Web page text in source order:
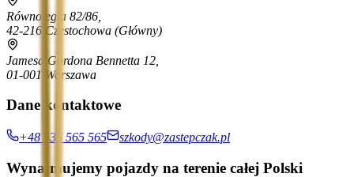
Równoległa 82/86,
42-216 Częstochowa (Główny)
Jamesa Gordona Bennetta 12,
01-001 Warszawa
Dane kontaktowe
+48 536 565 565 szkody@zastepczak.pl
Wynajmujemy pojazdy na terenie całej Polski